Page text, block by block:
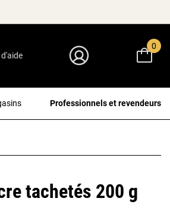
0
Professionnels et revendeurs
tachetés 200 g